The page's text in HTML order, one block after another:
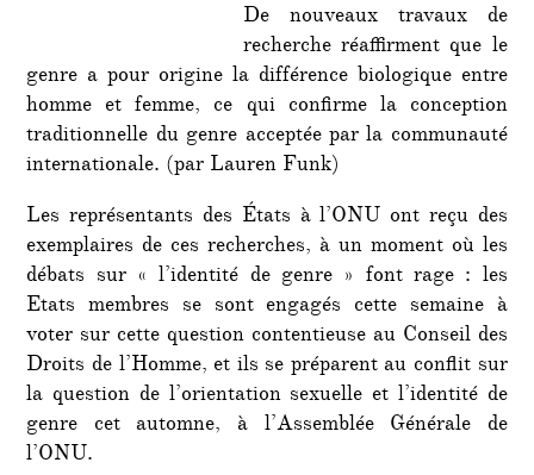
De nouveaux travaux de
recherche réaffirment que le
genre a pour origine la différence biologique entre
homme et femme, ce qui confirme la conception
traditionnelle du genre acceptée par la communauté
internationale. (par Lauren Funk)
Les représentants des États à l’ONU ont reçu des
exemplaires de ces recherches, à un moment où les
débats sur « l’identité de genre » font rage : les
Etats membres se sont engagés cette semaine à
voter sur cette question contentieuse au Conseil des
Droits de l’Homme, et ils se préparent au conflit sur
la question de l’orientation sexuelle et l’identité de
genre cet automne, à l’Assemblée Générale de
l’ONU.